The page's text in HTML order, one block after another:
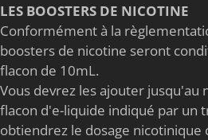
LES BOOSTERS DE NICOTINE
Conformément à la
boosters de nicotine seront
flacon de 10mL.
Vous devrez les ajouter jusqu'au
flacon d'e-liquide indiqué par un
obtiendrez le dosage nicotinique